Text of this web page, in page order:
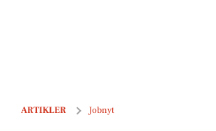
ARTIKLER Jobnyt
Bliv it-tekniker hos Novadata: Support og